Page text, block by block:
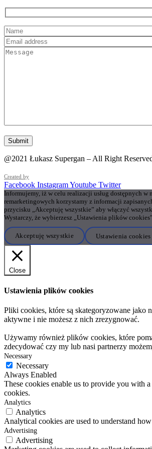
@2021 Łukasz Supergan – All Right
Created by
Facebook InstagramYoutube Twitter
Informujemy, iż w celu realizacji usług dostępnych
remarketingowych korzystamy z informacji
przycisku „Akceptuję wszystkie” aby włączyć
Wystarczy, że wybierzesz „Ustawienia plików
Akceptuję wszystkie Ustawienia cookies
Close
Ustawienia plików cookies
Pliki cookies, które są skategoryzowane jako
aktywne i nie możesz z nich zrezygnować.
Używamy również plików cookies, które
zdecydować czy my lub nasi partnerzy
Necessary
Necessary
Always Enabled
These cookies enable us to provide you with
cookies.
Analytics
Analytics
Analytical cookies are used to understand
Advertising
Advertising